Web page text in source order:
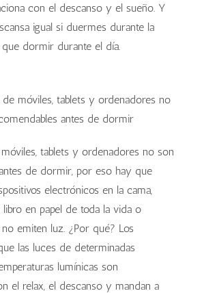
con el descanso y el sueño. Y
igual si duermes durante la
dormir durante el día.
tablets y ordenadores no son
de dormir, por eso hay que
electrónicos en la cama,
en papel de toda la vida o
emiten luz. ¿Por qué? Los
las luces de determinadas
lumínicas son
el relax, el descanso y mandan a